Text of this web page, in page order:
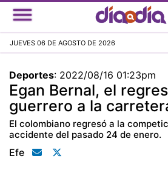
Pasar
al
JUEVES 06 DE AGOSTO DE 2026
Deportes: 2022/08/16 01:23pm
Egan Bernal, el
guerrero a la
El colombiano regresó a la
accidente del pasado 24 de enero.
Efe